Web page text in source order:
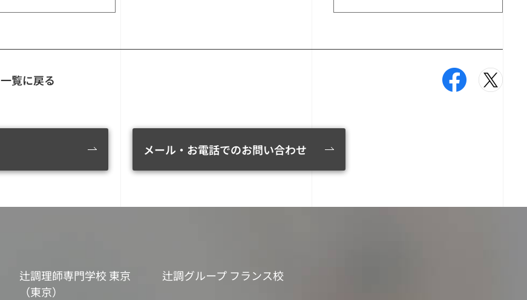
一覧に戻る
メール・お電話でのお問い合わせ
辻調理師専門学校 東京
（東京）
辻調グループ フランス校